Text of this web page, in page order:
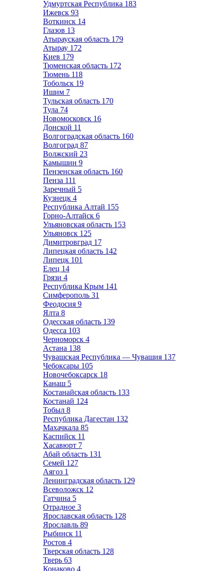
Удмуртская Республика 183
Ижевск 93
Воткинск 14
Глазов 13
Атырауская область 179
Атырау 172
Киев 179
Тюменская область 172
Тюмень 118
Тобольск 19
Ишим 7
Тульская область 170
Тула 74
Новомосковск 16
Донской 11
Волгоградская область 160
Волгоград 87
Волжский 23
Камышин 9
Пензенская область 160
Пенза 111
Заречный 5
Кузнецк 4
Республика Алтай 155
Горно-Алтайск 6
Ульяновская область 153
Ульяновск 125
Димитровград 17
Липецкая область 142
Липецк 101
Елец 14
Грязи 4
Республика Крым 141
Симферополь 31
Феодосия 9
Ялта 8
Одесская область 139
Одесса 103
Черноморск 4
Астана 138
Чувашская Республика — Чувашия 137
Чебоксары 105
Новочебоксарск 18
Канаш 5
Костанайская область 133
Костанай 124
Тобыл 8
Республика Дагестан 132
Махачкала 85
Каспийск 11
Хасавюрт 7
Абай область 131
Семей 127
Аягоз 1
Ленинградская область 129
Всеволожск 12
Гатчина 5
Отрадное 3
Ярославская область 128
Ярославль 89
Рыбинск 11
Ростов 4
Тверская область 128
Тверь 63
Конаково 4